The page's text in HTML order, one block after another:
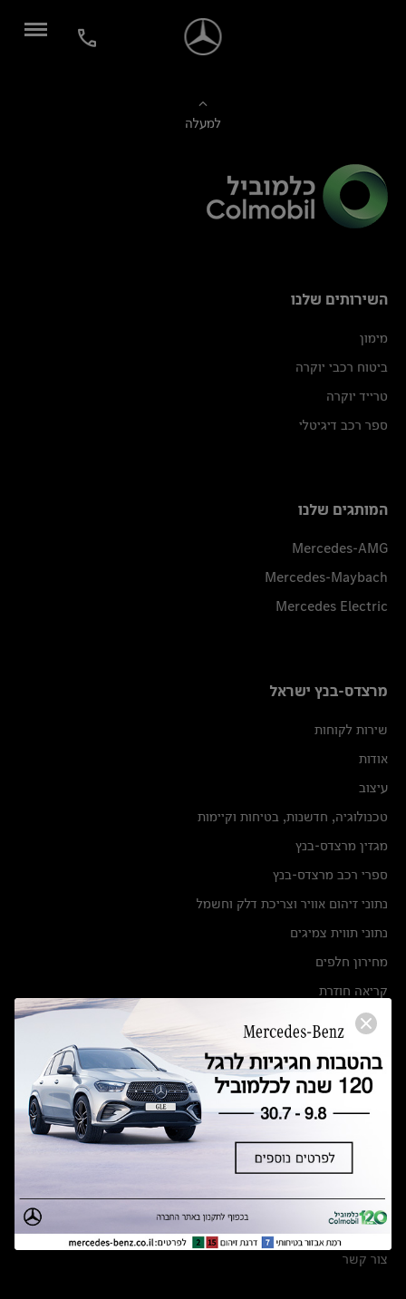
למעלה
השירותים שלנו
מימון
ביטוח רכבי יוקרה
טרייד יוקרה
ספר רכב דיגיטלי
המותגים שלנו
Mercedes-AMG
Mercedes-Maybach
Mercedes Electric
מרצדס-בנץ ישראל
שירות לקוחות
אודות
עיצוב
טכנולוגיה, חדשנות, בטיחות וקיימות
מגזין מרצדס-בנץ
ספרי רכב מרצדס-בנץ
נתוני זיהום אוויר וצריכת דלק וחשמל
נתוני תווית צמיגים
מחירון חלפים
קריאה חוזרת
הודעה על הטבות לרכבי מרצדס בהסדר פשרה בתצ 56447-02-19
תקנון ימי מכירות 120 לכלמוביל
מצאו אותנו
אולמות תצוגה
מרכזי שירות
צור קשר